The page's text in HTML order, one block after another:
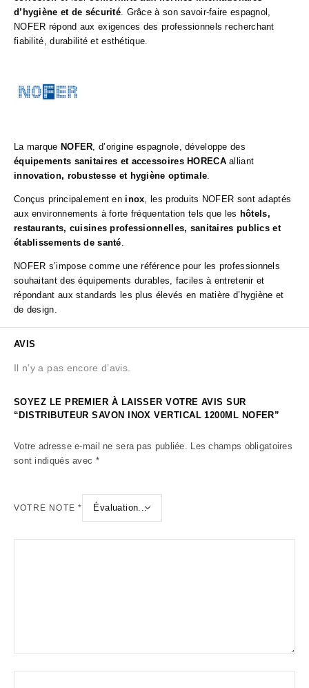
d’hygiène et de sécurité. Grâce à son savoir-faire espagnol,
NOFER répond aux exigences des professionnels recherchant
fiabilité, durabilité et esthétique.
La marque NOFER, d’origine espagnole, développe des
équipements sanitaires et accessoires HORECAalliant
innovation, robustesse et hygiène optimale.
Conçus principalement eninox, les produits NOFER sont adaptés
aux environnements à forte fréquentation tels que les hôtels,
restaurants, cuisines professionnelles, sanitaires publics et
établissements de santé.
NOFER s’impose comme une référence pour les professionnels
souhaitant des équipements durables, faciles à entretenir et
répondant aux standards les plus élevés en matière d’hygiène et
de design.
AVIS
Il n’y a pas encore d’avis.
SOYEZ LE PREMIER À LAISSER VOTRE AVIS SUR
“DISTRIBUTEUR SAVON INOX VERTICAL 1200ML NOFER”
Votre adresse e-mail ne sera pas publiée. Les champs obligatoires
sont indiqués avec *
VOTRE NOTE*